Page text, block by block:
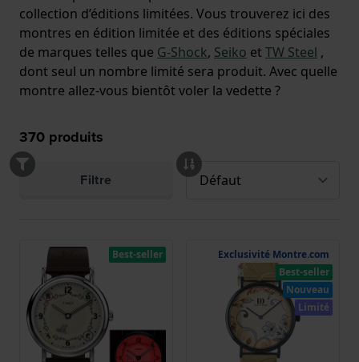
collection d’éditions limitées. Vous trouverez ici des
montres en édition limitée et des éditions spéciales
de marques telles que G-Shock, Seiko et TW Steel ,
dont seul un nombre limité sera produit. Avec quelle
montre allez-vous bientôt voler la vedette ?
370 produits
Filtre
Best-seller
Exclusivité Montre.com
Best-seller
Nouveau
Limité